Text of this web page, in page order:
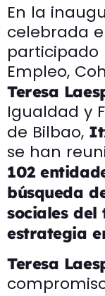
En la
celebrada
participado
Empleo,
Teresa
Igualdad y
de Bilbao,
se han
102
búsqueda
sociales
estrategia
Teresa